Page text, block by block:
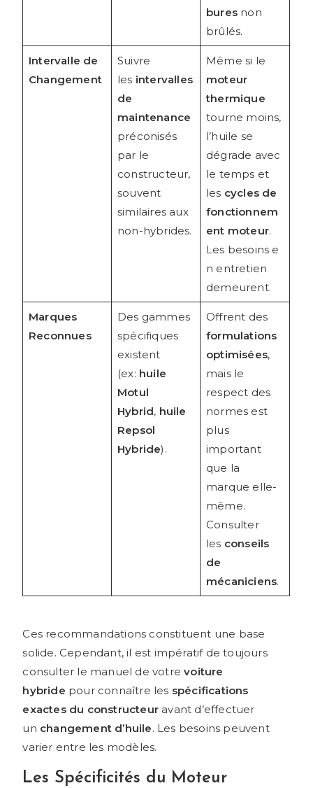
buresnon
brûlés.
Intervalle de
Changement
Suivre
les intervalles
de
maintenance
préconisés
par le
constructeur,
souvent
similaires aux
non-hybrides.
Même si le
moteur
thermique
tourne moins,
l’huile se
dégrade avec
le temps et
les cycles de
fonctionnem
ent moteur.
Les besoins e
n entretien
demeurent.
Marques
Reconnues
Des gammes
spécifiques
existent
(ex: huile
Motul
Hybrid, huile
Repsol
Hybride).
Offrent des
formulations
optimisées,
mais le
respect des
normes est
plus
important
que la
marque elle-
même.
Consulter
les conseils
de
mécaniciens.
Ces recommandations constituent une base
solide. Cependant, il est impératif de toujours
consulter le manuel de votrevoiture
hybride pour connaître les spécifications
exactes du constructeur avant d’effectuer
un changement d’huile. Les besoins peuvent
varier entre les modèles.
Les Spécificités du Moteur